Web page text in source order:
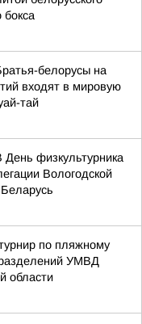
бокса
белорусы на
входят в мировую
тай
физкультурника
Вологодской
по пляжному
УМВД
области